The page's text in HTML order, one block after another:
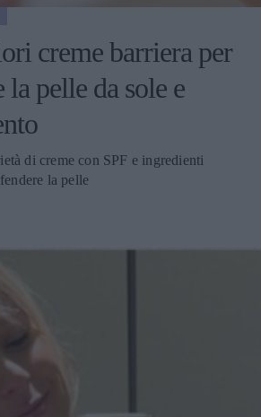
creme barriera per
la pelle da sole e
di creme con SPF e ingredienti
la pelle